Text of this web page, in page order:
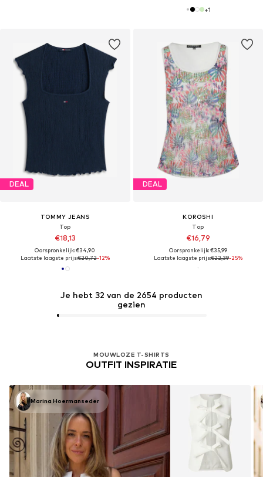
+1
DEAL
TOMMY JEANS
Top
€18,13
Oorspronkelijk: €34,90
Laatste laagste prijs:€20,72-12%
DEAL
KOROSHI
Top
€16,79
Oorspronkelijk: €35,99
Laatste laagste prijs:€22,39-25%
Je hebt 32 van de 2654 producten
gezien
MOUWLOZE T-SHIRTS
OUTFIT INSPIRATIE
Marina Hoermanseder